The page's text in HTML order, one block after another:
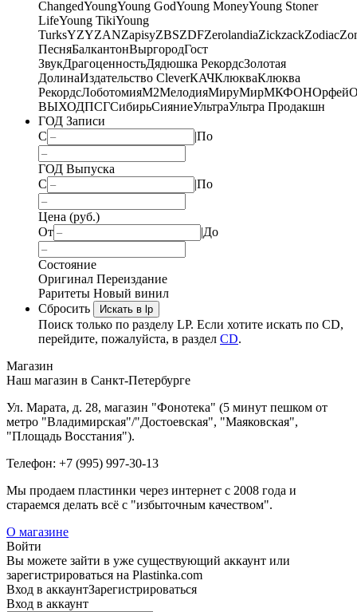
ChangedYoungYoung GodYoung MoneyYoung Stoner
LifeYoung TikiYoung
TurksYZYZANZapisyZBSZDFZerolandiaZickzackZodiac
ПесняБалкантонВыргородГост
ЗвукДрагоценностьДядюшка РекордсЗолотая
ДолинаИздательство CleverКАЧКлюкваКлюква
РекордсЛоботомияМ2МелодияМируМирМКФОНОрфей
ВЫХОДПСГСибирьСияниеУльтраУльтра Продакшн
ГОД Записи
С
|По
ГОД Выпуска
С
|По
Цена (руб.)
От
|До
Состояние
Оригинал Переиздание
Раритеты Новый винил
Сбросить
Искать в lp
Поиск только по разделу LP. Если хотите искать по CD,
перейдите, пожалуйста, в раздел CD.
Магазин
Наш магазин в Санкт-Петербурге
Ул. Марата, д. 28, магазин "Фонотека" (5 минут пешком от
метро "Владимирская"/"Достоевская", "Маяковская",
"Площадь Восстания").
Телефон: +7 (995) 997-30-13
Мы продаем пластинки через интернет c 2008 года и
стараемся делать всё с "избыточным качеством".
О магазине
Войти
Вы можете зайти в уже существующий аккаунт или
зарегистрироваться на Plastinka.com
Вход в аккаунтЗарегистрироваться
Вход в аккаунт